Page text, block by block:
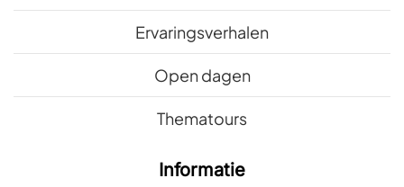
Ervaringsverhalen
Open dagen
Thematours
Informatie